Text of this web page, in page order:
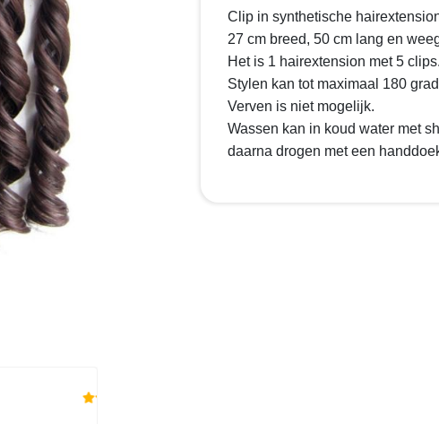
Clip in synthetische
27 cm breed, 50 cm lang en
Het is 1 hairextension met 5 clips.
Stylen kan tot maximaal 180
Verven is niet mogelijk.
Wassen kan in koud water met
daarna drogen met een